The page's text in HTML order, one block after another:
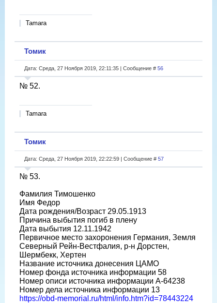
Tamara
Томик
Дата: Среда, 27 Ноября 2019, 22:11:35 | Сообщение # 56
№ 52.
Tamara
Томик
Дата: Среда, 27 Ноября 2019, 22:22:59 | Сообщение # 57
№ 53.
Фамилия Тимошенко
Имя Федор
Дата рождения/Возраст 29.05.1913
Причина выбытия погиб в плену
Дата выбытия 12.11.1942
Первичное место захоронения Германия, Земля
Северный Рейн-Вестфалия, р-н Дорстен,
Шермбекк, Хертен
Название источника донесения ЦАМО
Номер фонда источника информации 58
Номер описи источника информации A-64238
Номер дела источника информации 13
https://obd-memorial.ru/html/info.htm?id=78443224